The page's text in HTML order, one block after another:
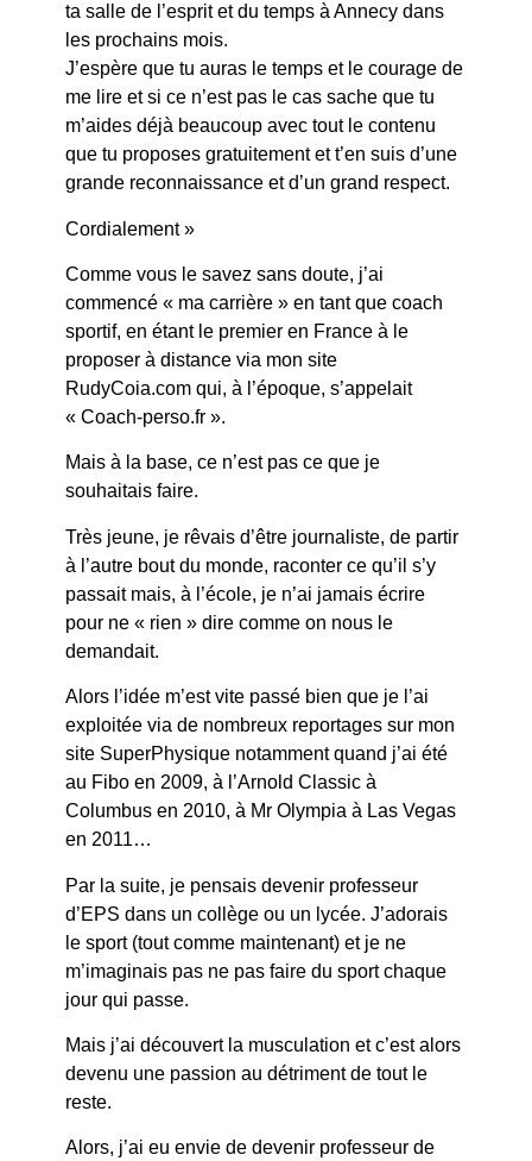
ta salle de l’esprit et du temps à Annecy dans
les prochains mois.
J’espère que tu auras le temps et le courage de
me lire et si ce n’est pas le cas sache que tu
m’aides déjà beaucoup avec tout le contenu
que tu proposes gratuitement et t’en suis d’une
grande reconnaissance et d’un grand respect.
Cordialement »
Comme vous le savez sans doute, j’ai
commencé « ma carrière » en tant que coach
sportif, en étant le premier en France à le
proposer à distance via mon site
RudyCoia.com qui, à l’époque, s’appelait
« Coach-perso.fr ».
Mais à la base, ce n’est pas ce que je
souhaitais faire.
Très jeune, je rêvais d’être journaliste, de partir
à l’autre bout du monde, raconter ce qu’il s’y
passait mais, à l’école, je n’ai jamais écrire
pour ne « rien » dire comme on nous le
demandait.
Alors l’idée m’est vite passé bien que je l’ai
exploitée via de nombreux reportages sur mon
site SuperPhysique notamment quand j’ai été
au Fibo en 2009, à l’Arnold Classic à
Columbus en 2010, à Mr Olympia à Las Vegas
en 2011…
Par la suite, je pensais devenir professeur
d’EPS dans un collège ou un lycée. J’adorais
le sport (tout comme maintenant) et je ne
m’imaginais pas ne pas faire du sport chaque
jour qui passe.
Mais j’ai découvert la musculation et c’est alors
devenu une passion au détriment de tout le
reste.
Alors, j’ai eu envie de devenir professeur de